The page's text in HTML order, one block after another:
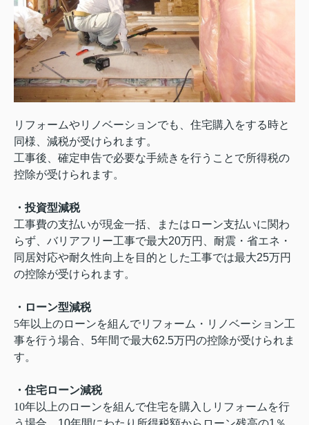
リフォームやリノベーションでも、住宅購入をする時と
同様、減税が受けられます。
工事後、確定申告で必要な手続きを行うことで所得税の
控除が受けられます。
・投資型減税
工事費の支払いが現金一括、またはローン支払いに関わ
らず、バリアフリー工事で最大20万円、耐震・省エネ・
同居対応や耐久性向上を目的とした工事では最大25万円
の控除が受けられます。
・ローン型減税
5年以上のローンを組んでリフォーム・リノベーション工
事を行う場合、 5年間で最大62.5万円の控除が受けられま
す。
・住宅ローン減税
10年以上のローンを組んで住宅を購入しリフォームを行